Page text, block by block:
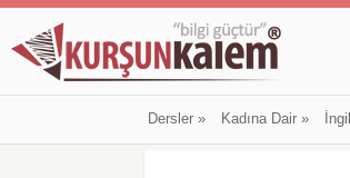
Dersler» Kadına Dair»